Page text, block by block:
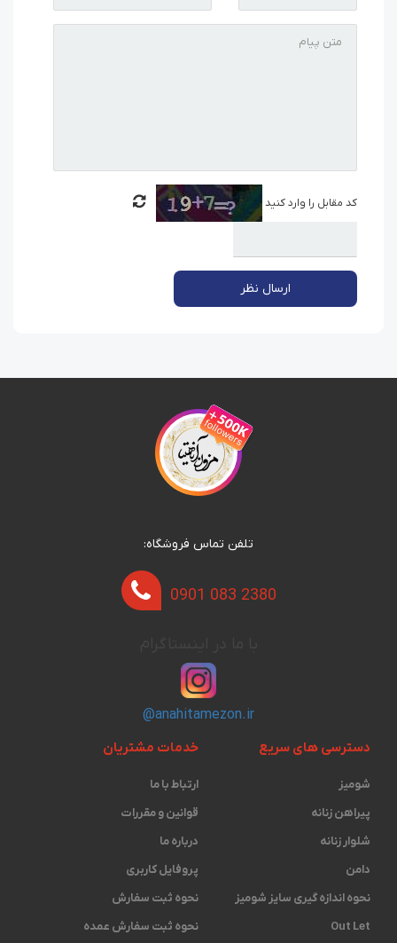
کد مقابل را وارد کنید
ارسال نظر
تلفن تماس فروشگاه:
0901 083 2380
@anahitamezon.ir
دسترسی های سریع
شومیز
پیراهن زنانه
شلوار زنانه
دامن
نحوه اندازه گیری ‫سایز شومیز
Out Let
خدمات مشتریان
ارتباط با ما
قوانین و مقررات
درباره ما
پروفایل کاربری
نحوه ثبت سفارش
نحوه ثبت سفارش عمده